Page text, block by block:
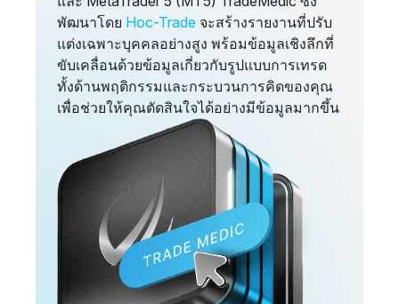
พัฒนาโดย Hoc-Trade จะสร้างรายงานที่ปรับ
แต่งเฉพาะบุคคลอย่างสูง พร้อมข้อมูลเชิงลึกที่
ขับเคลื่อนด้วยข้อมูลเกี่ยวกับรูปแบบการเทรด
ทั้งด้านพฤติกรรมและกระบวนการคิดของคุณ
เพื่อช่วยให้คุณตัดสินใจได้อย่างมีข้อมูลมากขึ้น